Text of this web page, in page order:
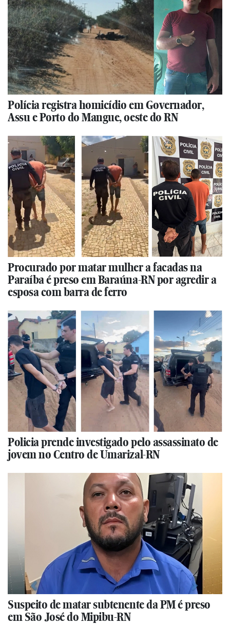
Polícia registra homicídio em Governador,
Assu e Porto do Mangue, oeste do RN
Procurado por matar mulher a facadas na
Paraíba é preso em Baraúna-RN por agredir a
esposa com barra de ferro
Policia prende investigado pelo assassinato de
jovem no Centro de Umarizal-RN
Suspeito de matar subtenente da PM é preso
em São José do Mipibu-RN